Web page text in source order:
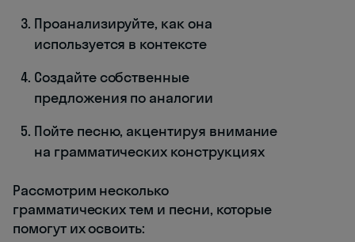
Проанализируйте, как она
используется в контексте
Создайте собственные
предложения по аналогии
Пойте песню, акцентируя внимание
на грамматических конструкциях
Рассмотрим несколько
грамматических тем и песни, которые
помогут их освоить: